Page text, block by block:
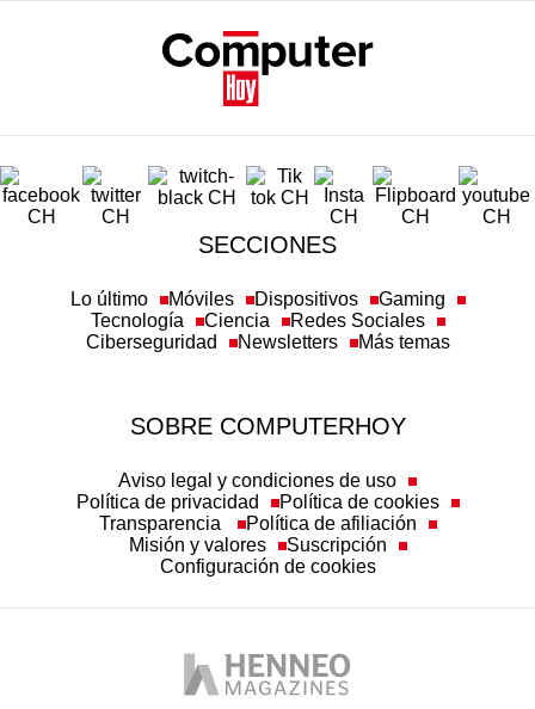
SECCIONES
Lo último Móviles Dispositivos
Gaming
Tecnología
Ciencia
Redes Sociales
Ciberseguridad
Newsletters Más temas
SOBRE COMPUTERHOY
Aviso legal y condiciones de uso
Política de privacidad
Política de cookies
Transparencia
Política de afiliación
Misión y valores
Suscripción
Configuración de cookies